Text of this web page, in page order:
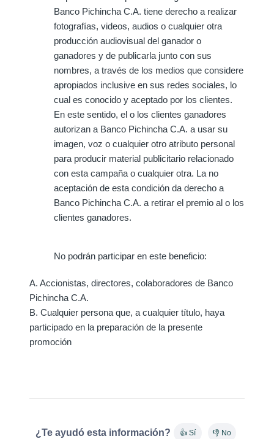
Banco Pichincha C.A. tiene derecho a realizar
fotografías, videos, audios o cualquier otra
producción audiovisual del ganador o
ganadores y de publicarla junto con sus
nombres, a través de los medios que considere
apropiados inclusive en sus redes sociales, lo
cual es conocido y aceptado por los clientes.
En este sentido, el o los clientes ganadores
autorizan a Banco Pichincha C.A. a usar su
imagen, voz o cualquier otro atributo personal
para producir material publicitario relacionado
con esta campaña o cualquier otra. La no
aceptación de esta condición da derecho a
Banco Pichincha C.A. a retirar el premio al o los
clientes ganadores.
No podrán participar en este beneficio:
A. Accionistas, directores, colaboradores de Banco
Pichincha C.A.
B. Cualquier persona que, a cualquier título, haya
participado en la preparación de la presente
promoción
¿Te ayudó esta información? 👍 Sí 👎 No